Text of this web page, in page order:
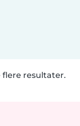
resultater.